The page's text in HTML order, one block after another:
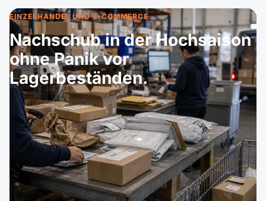
EINZELHANDEL UND E-COMMERCE
Nachschub in der Hochsaison
ohne Panik vor
Lagerbeständen.